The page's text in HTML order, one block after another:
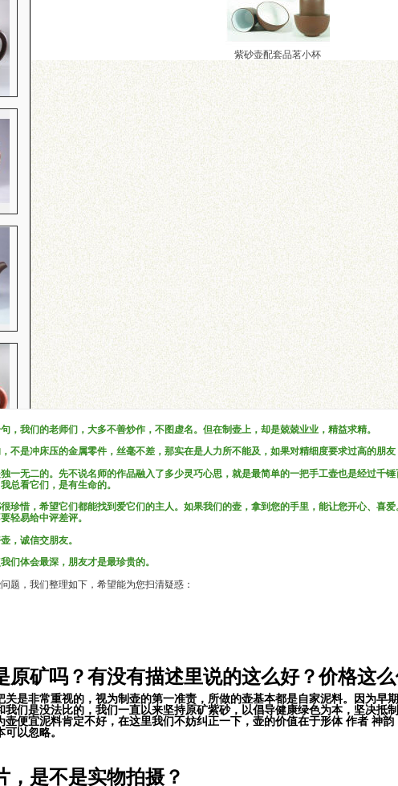
紫砂壶配套品茗小杯
，我们的老师们，大多不善炒作，不图虚名。但在制壶上，却是兢兢业业，精益求精。
不是冲床压的金属零件，丝毫不差，那实在是人力所不能及，如果对精细度要求过高的朋友
一无二的。先不说名师的作品融入了多少灵巧心思，就是最简单的一把手工壶也是经过千
总看它们，是有生命的。
珍惜，希望它们都能找到爱它们的主人。如果我们的壶，拿到您的手里，能让您开心、喜
轻易给中评差评。
，诚信交朋友。
们体会最深，朋友才是最珍贵的。
题，我们整理如下，希望能为您扫清疑惑：
原矿吗？有没有描述里说的这么好？价格这
关是非常重视的，视为制壶的第一准责，所做的壶基本都是自家泥料。因为早
我们是没法比的，我们一直以来坚持原矿紫砂，以倡导健康绿色为本，坚决抵
壶便宜泥料肯定不好，在这里我们不妨纠正一下，壶的价值在于形体 作者 神
以忽略。
，是不是实物拍摄？